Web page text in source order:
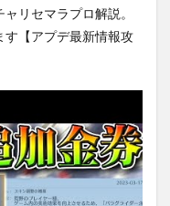
リセマラプロ解説。
す【アプデ最新情報攻